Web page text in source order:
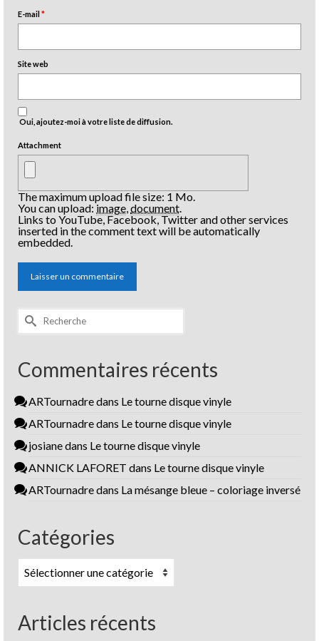
E-mail*
Site web
Oui, ajoutez-moi à votre liste de diffusion.
Attachment
The maximum upload file size: 1 Mo.
You can upload:image document
Links to YouTube, Facebook, Twitter and other services
inserted in the comment text will be automatically
embedded.
Rechercher :
Commentaires récents
ARTournadredans Le tourne disque vinyle
ARTournadredans Le tourne disque vinyle
josianedans Le tourne disque vinyle
ANNICK LAFORET dans Le tourne disque vinyle
ARTournadredans La mésange bleue – coloriage inversé
Catégories
Catégories
Articles récents